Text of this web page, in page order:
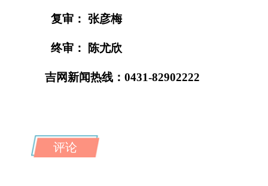
复审： 张彦梅
终审： 陈尤欣
吉网新闻热线：0431-82902222
评论